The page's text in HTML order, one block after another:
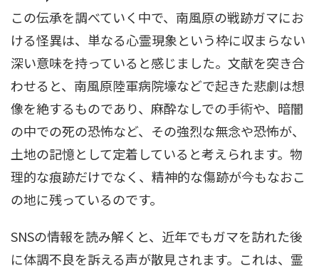
この伝承を調べていく中で、南風原の戦跡ガマにお
ける怪異は、単なる心霊現象という枠に収まらない
深い意味を持っていると感じました。文献を突き合
わせると、南風原陸軍病院壕などで起きた悲劇は想
像を絶するものであり、麻酔なしでの手術や、暗闇
の中での死の恐怖など、その強烈な無念や恐怖が、
土地の記憶として定着していると考えられます。物
理的な痕跡だけでなく、精神的な傷跡が今もなおこ
の地に残っているのです。
SNSの情報を読み解くと、近年でもガマを訪れた後
に体調不良を訴える声が散見されます。これは、霊